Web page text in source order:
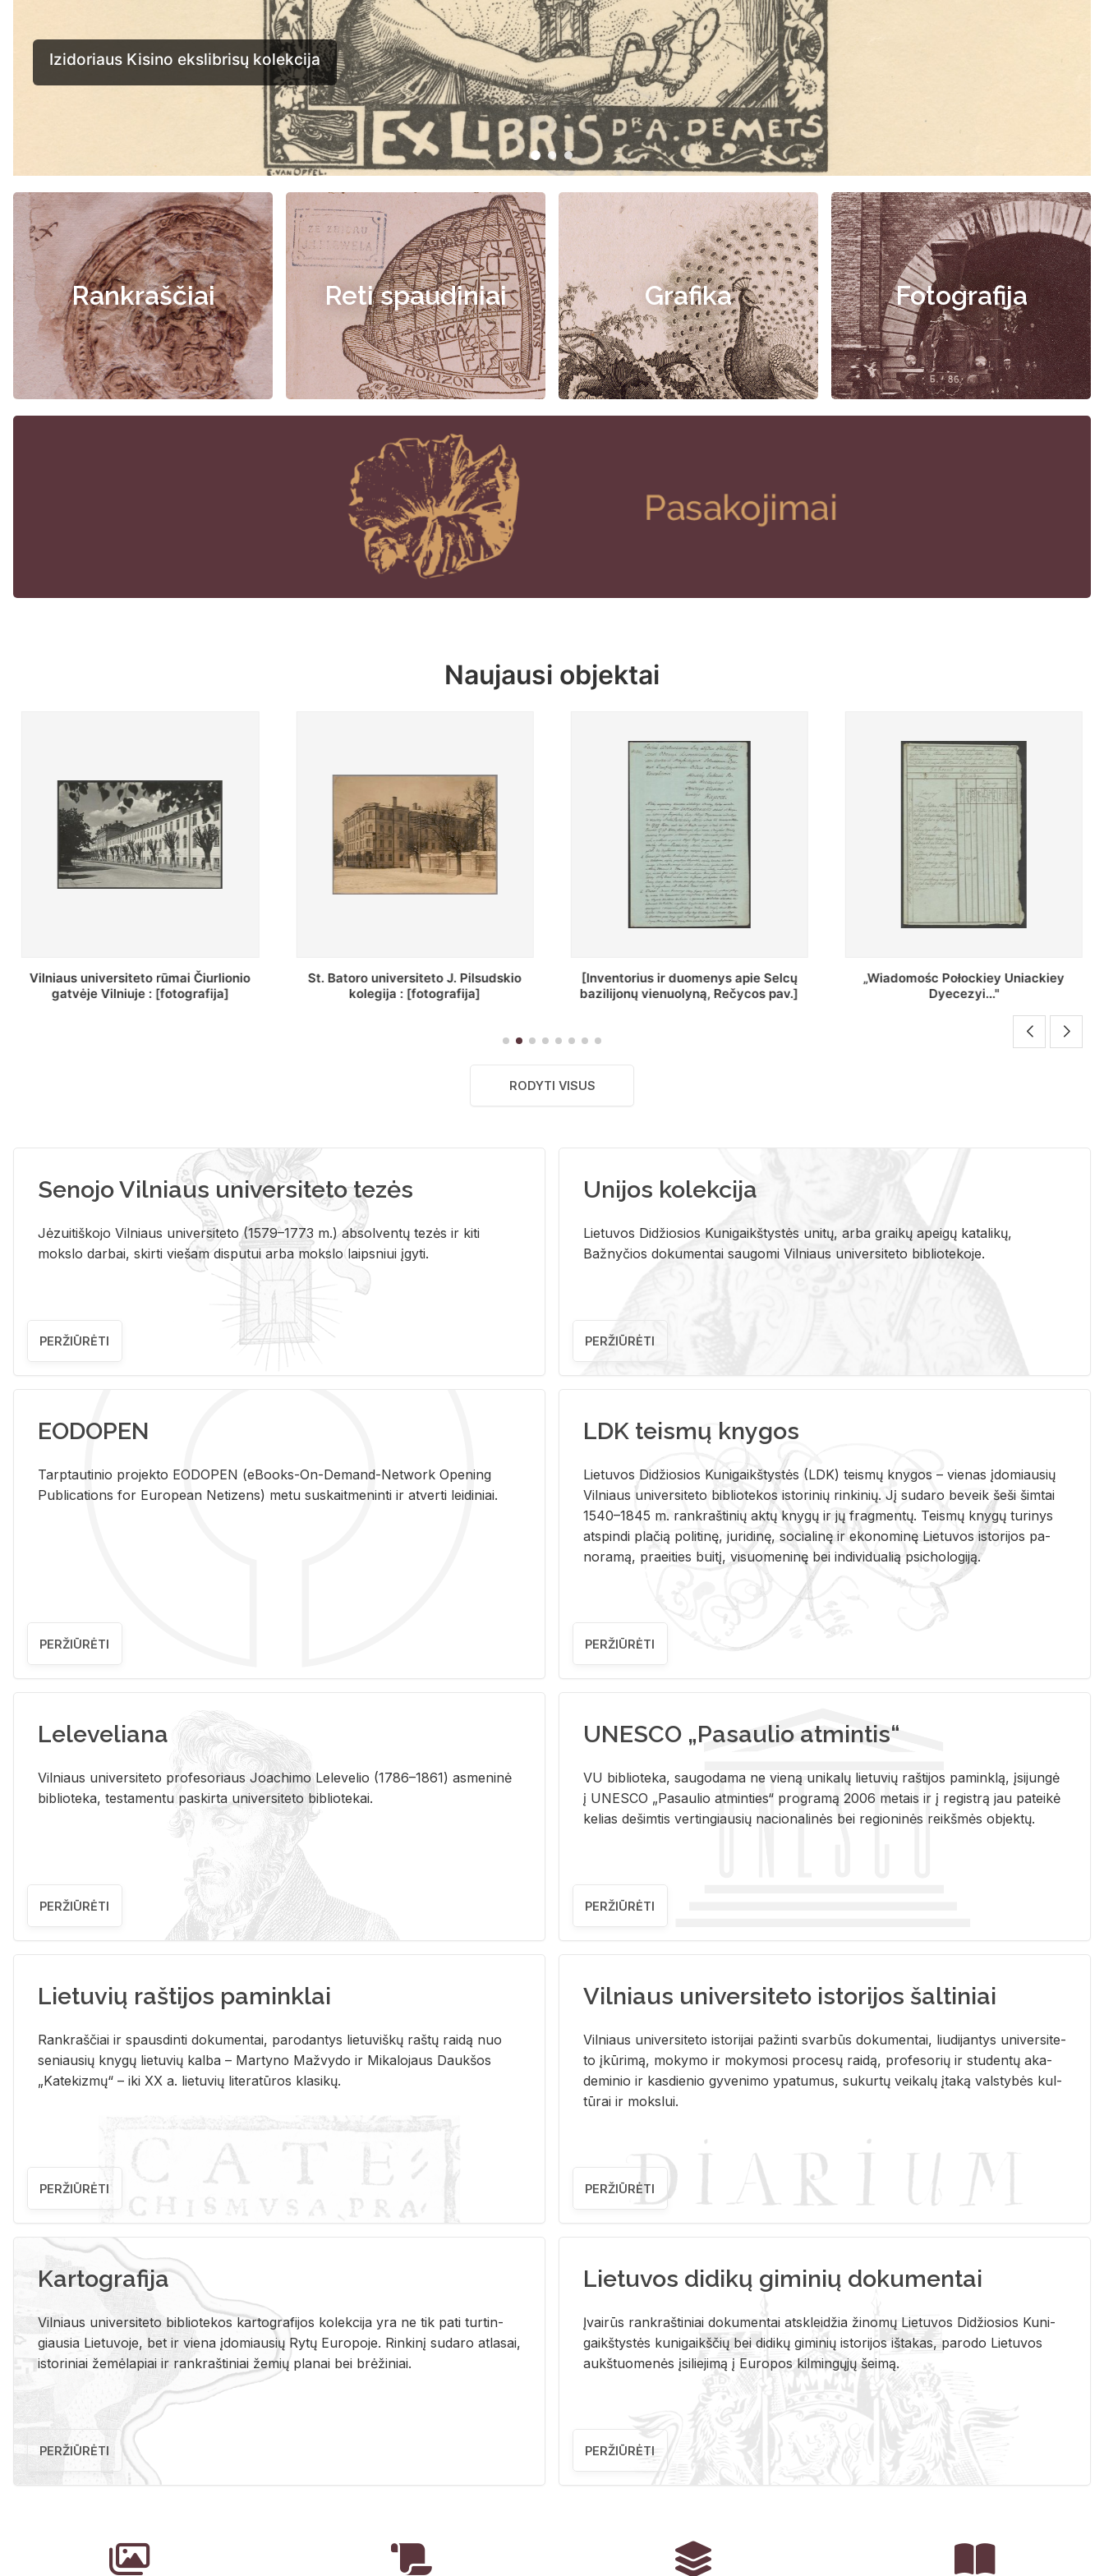
Rankraščiai Reti spaudiniai Grafika Fotografija
Naujausi objektai
St. Batoro universiteto J. Pilsudskio
kolegija : [fotografija]
[Inventorius ir duomenys apie Selcų
bazilijonų vienuolyną, Rečycos pav.]
„Wiadomośc Połockiey Uniackiey
Dyecezyi..."
Regestr Parochow Dekanatu
Brzeskiego
RODYTI VISUS
Senojo Vilniaus universiteto tezės
Jėzuitiškojo Vilniaus universiteto (1579–1773 m.) absolventų tezės ir kiti
mokslo darbai, skirti viešam disputui arba mokslo laipsniui įgyti.
PERŽIŪRĖTI
Unijos kolekcija
Lietuvos Didžiosios Kunigaikštystės unitų, arba graikų apeigų katalikų,
Bažnyčios dokumentai saugomi Vilniaus universiteto bibliotekoje.
PERŽIŪRĖTI
EODOPEN
Tarp­tau­ti­nio pro­jek­to EO­DO­PEN (eBo­oks-On-De­mand-Ne­twork Ope­ning
Pub­li­ca­tions for Eu­ro­pe­an Ne­ti­zens) metu su­skait­me­nin­ti ir at­ver­ti lei­di­niai.
PERŽIŪRĖTI
LDK teismų knygos
Lie­tu­vos Di­džio­sios Ku­ni­gaikš­tys­tės (LDK) teis­mų kny­gos – vie­nas įdo­miau­sių
Vil­niaus uni­ver­si­te­to bi­b­lio­te­kos is­to­ri­nių rin­ki­nių. Jį su­da­ro be­veik šeši šim­tai
1540–1845 m. rank­raš­ti­nių aktų kny­gų ir jų frag­men­tų. Teis­mų kny­gų tu­ri­nys
at­spin­di pla­čią po­li­ti­nę, ju­ri­di­nę, so­cia­li­nę ir eko­no­mi­nę Lie­tu­vos is­to­ri­jos pa­
no­ra­mą, pra­ei­ties bui­tį, vi­suo­me­ni­nę bei in­di­vi­dua­lią psi­cho­lo­gi­ją.
PERŽIŪRĖTI
Leleveliana
Vil­niaus uni­ver­si­te­to pro­fe­so­riaus Jo­a­chi­mo Le­le­ve­lio (1786–1861) as­me­ni­nė
bi­b­lio­te­ka, te­sta­men­tu pa­skir­ta uni­ver­si­te­to bi­b­lio­te­kai.
PERŽIŪRĖTI
UNESCO „Pasaulio atmintis“
VU biblioteka, saugodama ne vieną unikalų lietuvių raštijos paminklą, įsijungė
į UNESCO „Pasaulio atminties“ programą 2006 metais ir į registrą jau pateikė
kelias dešimtis vertingiausių nacionalinės bei regioninės reikšmės objektų.
PERŽIŪRĖTI
Lietuvių raštijos paminklai
Rank­raš­čiai ir spaus­din­ti do­ku­men­tai, pa­ro­dan­tys lie­tu­viš­kų raš­tų rai­dą nuo
se­niau­sių kny­gų lie­tu­vių kal­ba – Mar­ty­no Ma­žvy­do ir Mi­ka­lo­jaus Dauk­šos
„Ka­te­kiz­mų“ – iki XX a. lie­tu­vių li­te­ra­tū­ros kla­si­kų.
PERŽIŪRĖTI
Vilniaus universiteto istorijos šaltiniai
Vil­niaus uni­ver­si­te­to is­to­ri­jai pa­žin­ti svar­būs do­ku­men­tai, liu­di­jan­tys uni­ver­si­te­
to įkū­ri­mą, mo­ky­mo ir mo­ky­mo­si pro­ce­sų rai­dą, pro­fe­so­rių ir stu­den­tų aka­
de­mi­nio ir kas­die­nio gy­ve­ni­mo ypa­tu­mus, su­kur­tų vei­ka­lų įta­ką vals­ty­bės kul­
tū­rai ir moks­lui.
PERŽIŪRĖTI
Kartografija
Vil­niaus uni­ver­si­te­to bi­b­lio­te­kos kar­to­gra­fi­jos ko­lek­ci­ja yra ne tik pati tur­tin­
giau­sia Lie­tu­vo­je, bet ir vie­na įdo­miau­sių Rytų Eu­ro­po­je. Rin­ki­nį su­da­ro at­la­sai,
is­to­ri­niai že­mė­la­piai ir rank­raš­ti­niai že­mių pla­nai bei brė­ži­niai.
PERŽIŪRĖTI
Lietuvos didikų giminių dokumentai
Įvai­rūs rank­raš­ti­niai do­ku­men­tai at­sklei­džia ži­no­mų Lie­tu­vos Di­džio­sios Ku­ni­
gaikš­tys­tės ku­ni­gaikš­čių bei di­di­kų gi­mi­nių is­to­ri­jos iš­ta­kas, pa­ro­do Lie­tu­vos
aukš­tuo­me­nės įsi­lie­ji­mą į Eu­ro­pos kil­min­gų­jų šei­mą.
PERŽIŪRĖTI